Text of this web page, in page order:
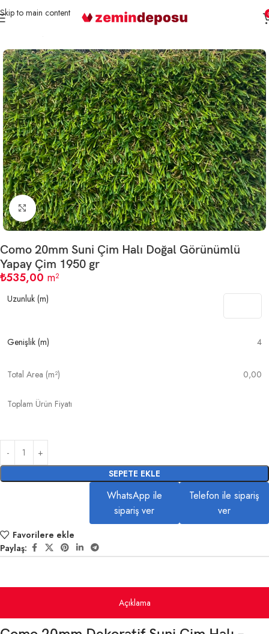
Skip to main content
Büyütmek için tıklayın
Como 20mm Suni Çim Halı Doğal Görünümlü
Yapay Çim 1950 gr
₺535,00 m²
Uzunluk (m)
Genişlik (m) 4
Total Area (m²) 0,00
Toplam Ürün Fiyatı
SEPETE EKLE
WhatsApp ile
sipariş ver
Telefon ile sipariş
ver
Favorilere ekle
Paylaş:
Açıklama